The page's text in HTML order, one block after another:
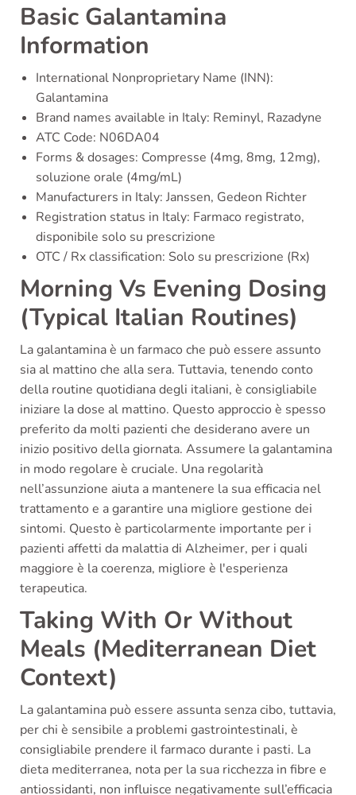
Basic Galantamina
Information
International Nonproprietary Name (INN):
Galantamina
Brand names available in Italy: Reminyl, Razadyne
ATC Code: N06DA04
Forms & dosages: Compresse (4mg, 8mg, 12mg),
soluzione orale (4mg/mL)
Manufacturers in Italy: Janssen, Gedeon Richter
Registration status in Italy: Farmaco registrato,
disponibile solo su prescrizione
OTC / Rx classification: Solo su prescrizione (Rx)
Morning Vs Evening Dosing
(Typical Italian Routines)
La galantamina è un farmaco che può essere assunto
sia al mattino che alla sera. Tuttavia, tenendo conto
della routine quotidiana degli italiani, è consigliabile
iniziare la dose al mattino. Questo approccio è spesso
preferito da molti pazienti che desiderano avere un
inizio positivo della giornata. Assumere la galantamina
in modo regolare è cruciale. Una regolarità
nell’assunzione aiuta a mantenere la sua efficacia nel
trattamento e a garantire una migliore gestione dei
sintomi. Questo è particolarmente importante per i
pazienti affetti da malattia di Alzheimer, per i quali
maggiore è la coerenza, migliore è l'esperienza
terapeutica.
Taking With Or Without
Meals (Mediterranean Diet
Context)
La galantamina può essere assunta senza cibo, tuttavia,
per chi è sensibile a problemi gastrointestinali, è
consigliabile prendere il farmaco durante i pasti. La
dieta mediterranea, nota per la sua ricchezza in fibre e
antiossidanti, non influisce negativamente sull’efficacia